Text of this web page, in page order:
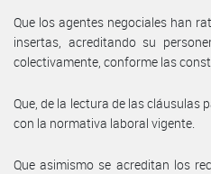
Que los agentes negociales han
insertas, acreditando su
colectivamente, conforme las
Que, de la lectura de las cláusulas
con la normativa laboral vigente.
Que asimismo se acreditan los